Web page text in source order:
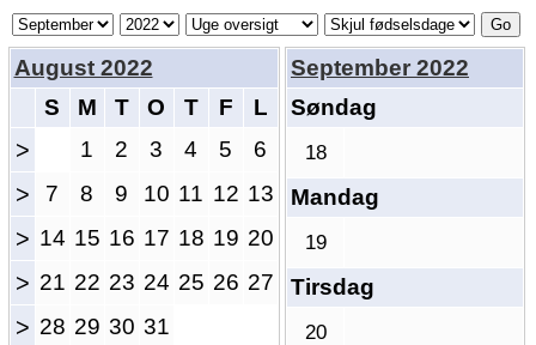
August 2022
S
M T O T F L
> 1 2 3 4 5 6
> 7 8 9 10 11 12 13
> 14 15 16 17 18 19 20
> 21 22 23 24 25 26 27
> 28 29 30 31
September 2022
Søndag
18
Mandag
19
Tirsdag
20